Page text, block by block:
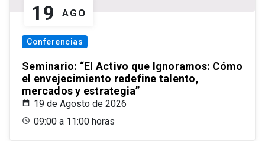
19 AGO
Conferencias
Seminario: “El Activo que Ignoramos: Cómo
el envejecimiento redefine talento,
mercados y estrategia”
19 de Agosto de 2026
09:00 a 11:00 horas